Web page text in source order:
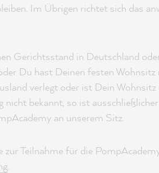
Im Übrigen richtet sich das
Gerichtsstand in Deutschland
Du hast Deinen festen Wohnsitz
verlegt oder ist Dein
nicht bekannt, so ist
an unserem Sitz.
zur Teilnahme für die
.